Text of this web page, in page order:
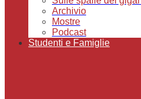
Archivio
Mostre
Podcast
Studenti e Famiglie